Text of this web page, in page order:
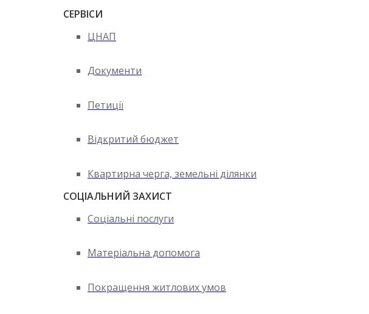
СЕРВІСИ
ЦНАП
Документи
Петиції
Відкритий бюджет
Квартирна черга, земельні ділянки
СОЦІАЛЬНИЙ ЗАХИСТ
Соціальні послуги
Матеріальна допомога
Покращення житлових умов